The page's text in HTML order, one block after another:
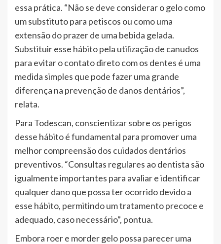
essa prática. “Não se deve considerar o gelo como
um substituto para petiscos ou como uma
extensão do prazer de uma bebida gelada.
Substituir esse hábito pela utilização de canudos
para evitar o contato direto com os dentes é uma
medida simples que pode fazer uma grande
diferença na prevenção de danos dentários”,
relata.
Para Todescan, conscientizar sobre os perigos
desse hábito é fundamental para promover uma
melhor compreensão dos cuidados dentários
preventivos. “Consultas regulares ao dentista são
igualmente importantes para avaliar e identificar
qualquer dano que possa ter ocorrido devido a
esse hábito, permitindo um tratamento precoce e
adequado, caso necessário”, pontua.
Embora roer e morder gelo possa parecer uma